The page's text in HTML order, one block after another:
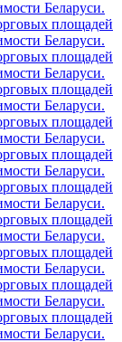
Беларуси.
площадей
Беларуси.
площадей
Беларуси.
площадей
Беларуси.
площадей
Беларуси.
площадей
Беларуси.
площадей
Беларуси.
площадей
Беларуси.
площадей
Беларуси.
площадей
Беларуси.
площадей
Беларуси.